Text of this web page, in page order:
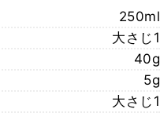
250ml
大さじ1
40g
5g
大さじ1